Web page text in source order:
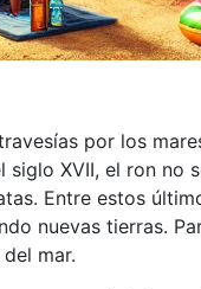
por los
XVII, el ron no
Entre estos
nuevas tierras.
mar.